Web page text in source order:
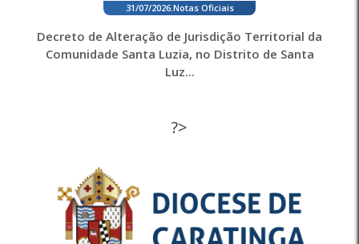
31/07/2026. Notas Oficiais
Decreto de Alteração de Jurisdição Territorial da
Comunidade Santa Luzia, no Distrito de Santa
Luz...
?>